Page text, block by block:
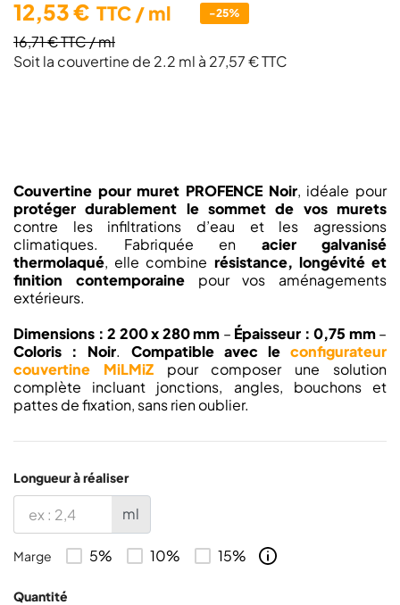
12,53 € TTC / ml -25%
16,71 €TTC/ ml
Soit la couvertine de 2.2 ml à 27,57 € TTC
Couvertine pour muret PROFENCE Noir, idéale pour
protéger durablement le sommet de vos murets
contre les infiltrations d’eau et les agressions
climatiques. Fabriquée en acier galvanisé
thermolaqué, elle combine résistance, longévité et
finition contemporainepour vos aménagements
extérieurs.
Dimensions : 2 200 x 280 mm – Épaisseur : 0,75 mm–
Coloris : Noir. Compatible avec leconfigurateur
couvertine MiLMiZpour composer une solution
complète incluant jonctions, angles, bouchons et
pattes de fixation, sans rien oublier.
Longueur à réaliser
ml
Marge 5% 10% 15%
Quantité